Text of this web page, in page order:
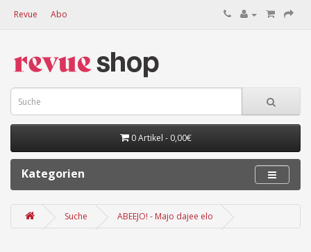
Revue Abo
0 Artikel - 0,00€
Kategorien
Suche ABEEJO! - Majo dajee elo